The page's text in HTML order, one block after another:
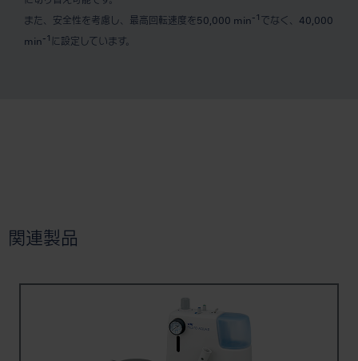
また、安全性を考慮し、最高回転速度を50,000 min -1 でなく、40,000
min -1 に設定しています。
関連製品